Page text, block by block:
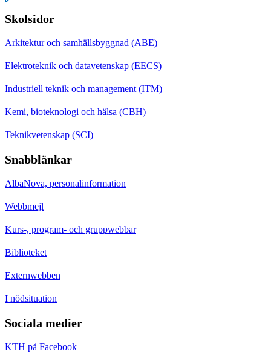
Skolsidor
Arkitektur och samhällsbyggnad (ABE)
Elektroteknik och datavetenskap (EECS)
Industriell teknik och management (ITM)
Kemi, bioteknologi och hälsa (CBH)
Teknikvetenskap (SCI)
Snabblänkar
AlbaNova, personalinformation
Webbmejl
Kurs-, program- och gruppwebbar
Biblioteket
Externwebben
I nödsituation
Sociala medier
KTH på Facebook